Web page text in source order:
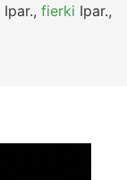
Ipar., fierki Ipar.,